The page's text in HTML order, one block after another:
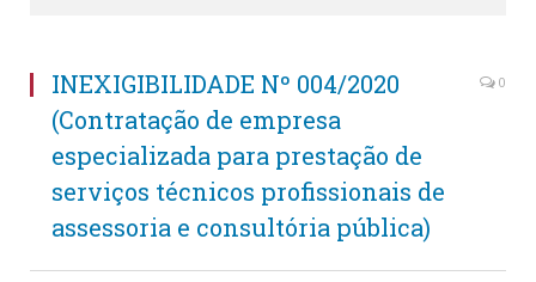
INEXIGIBILIDADE Nº 004/2020
(Contratação de empresa
especializada para prestação de
serviços técnicos profissionais de
assessoria e consultória pública)
0